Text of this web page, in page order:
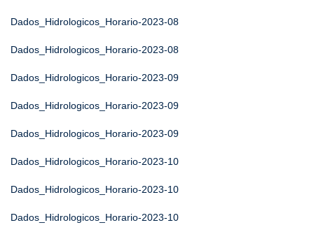
Dados_Hidrologicos_Horario-2023-08
Dados_Hidrologicos_Horario-2023-08
Dados_Hidrologicos_Horario-2023-09
Dados_Hidrologicos_Horario-2023-09
Dados_Hidrologicos_Horario-2023-09
Dados_Hidrologicos_Horario-2023-10
Dados_Hidrologicos_Horario-2023-10
Dados_Hidrologicos_Horario-2023-10